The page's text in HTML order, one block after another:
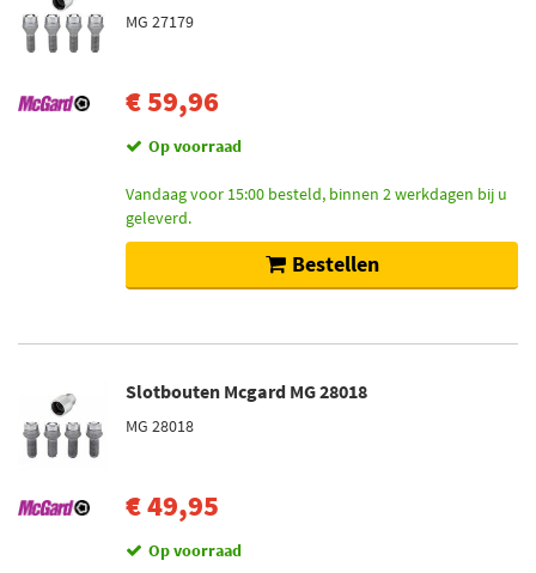
MG 27179
€ 59,96
Op voorraad
Vandaag voor 15:00 besteld, binnen 2 werkdagen bij u
geleverd.
Bestellen
Slotbouten Mcgard MG 28018
MG 28018
€ 49,95
Op voorraad